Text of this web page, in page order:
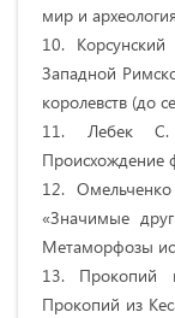
мир и
10.
Западной
королевств (до
11. Лебек
Происхождение
12.
«Значимые
Метаморфозы
13. Прокопий
Прокопий из